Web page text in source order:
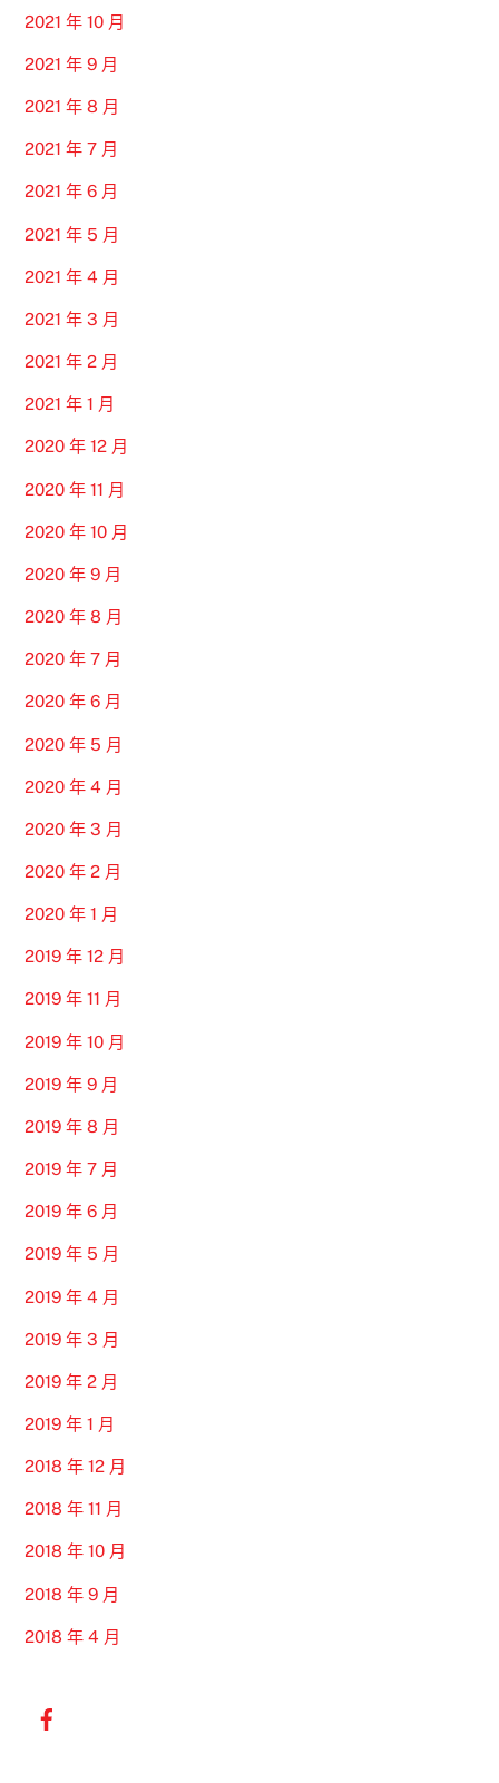
2021 年 10 月
2021 年 9 月
2021 年 8 月
2021 年 7 月
2021 年 6 月
2021 年 5 月
2021 年 4 月
2021 年 3 月
2021 年 2 月
2021 年 1 月
2020 年 12 月
2020 年 11 月
2020 年 10 月
2020 年 9 月
2020 年 8 月
2020 年 7 月
2020 年 6 月
2020 年 5 月
2020 年 4 月
2020 年 3 月
2020 年 2 月
2020 年 1 月
2019 年 12 月
2019 年 11 月
2019 年 10 月
2019 年 9 月
2019 年 8 月
2019 年 7 月
2019 年 6 月
2019 年 5 月
2019 年 4 月
2019 年 3 月
2019 年 2 月
2019 年 1 月
2018 年 12 月
2018 年 11 月
2018 年 10 月
2018 年 9 月
2018 年 4 月